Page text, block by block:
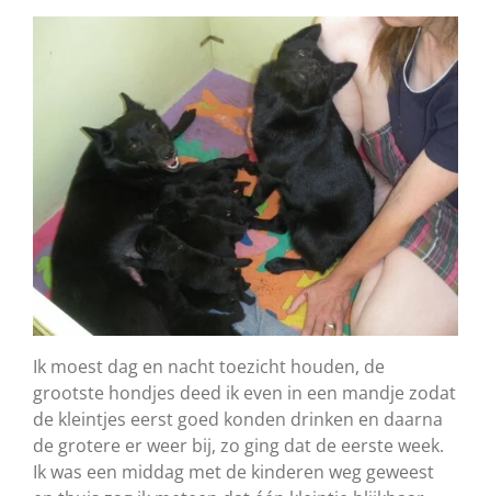
Ik moest dag en nacht toezicht houden, de
grootste hondjes deed ik even in een mandje zodat
de kleintjes eerst goed konden drinken en daarna
de grotere er weer bij, zo ging dat de eerste week.
Ik was een middag met de kinderen weg geweest